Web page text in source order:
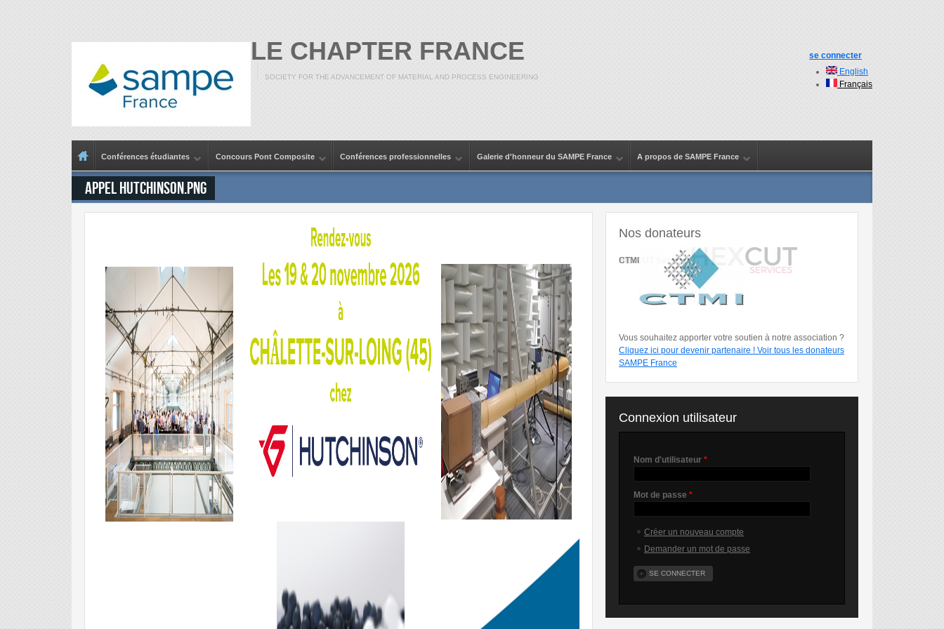
LE CHAPTER FRANCE
SOCIETY FOR THE ADVANCEMENT OF MATERIAL AND PROCESS ENGINEERING
se connecter
English
Français
Menu principal
Conférences étudiantes Concours Pont Composite Conférences professionnelles Galerie d'honneur du SAMPE France A propos de SAMPE France
Appel Hutchinson.png
Nos donateurs
CTMI
Vous souhaitez apporter votre soutien à notre association ?
Cliquez ici pour devenir partenaire ! Voir tous les donateurs
SAMPE France
Connexion utilisateur
Nom d'utilisateur *
Mot de passe *
Créer un nouveau compte
Demander un mot de passe